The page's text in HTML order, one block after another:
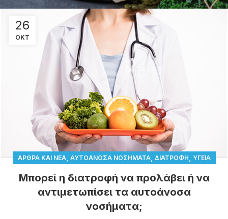
26
ΟΚΤ
ΆΡΘΡΑ ΚΑΙ ΝΈΑ, ΑΥΤΟΆΝΟΣΑ ΝΟΣΉΜΑΤΑ, ΔΙΑΤΡΟΦΉ, ΥΓΕΊΑ
Μπορεί η διατροφή να προλάβει ή να
αντιμετωπίσει τα αυτοάνοσα
νοσήματα;